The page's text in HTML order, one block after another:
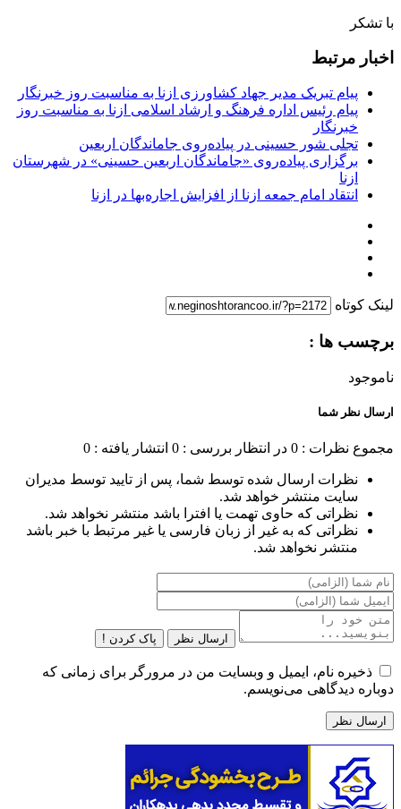
با تشکر
اخبار مرتبط
پیام تبریک مدیر جهاد کشاورزی ازنا به مناسبت روز خبرنگار
پیام رئیس اداره فرهنگ و ارشاد اسلامی ازنا به مناسبت روز
خبرنگار
تجلی شور حسینی در پیاده‌روی جاماندگان اربعین
برگزاری پیاده‌روی «جاماندگان اربعین حسینی» در شهرستان
ازنا
انتقاد امام جمعه ازنا از افزایش اجاره‌بها در ازنا
لینک کوتاه
برچسب ها :
ناموجود
ارسال نظر شما
مجموع نظرات : 0 در انتظار بررسی : 0 انتشار یافته : 0
نظرات ارسال شده توسط شما، پس از تایید توسط مدیران
سایت منتشر خواهد شد.
نظراتی که حاوی تهمت یا افترا باشد منتشر نخواهد شد.
نظراتی که به غیر از زبان فارسی یا غیر مرتبط با خبر باشد
منتشر نخواهد شد.
ارسال نظر پاک کردن !
ذخیره نام، ایمیل و وبسایت من در مرورگر برای زمانی که
دوباره دیدگاهی می‌نویسم.